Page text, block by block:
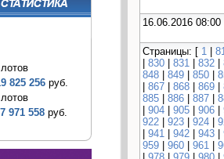
лотов
825 256 руб.
971 558 руб.
16.06.2016 08:00
Страницы: [ 1 |
| 830 | 831 | 832 |
848 | 849 | 850 |
| 867 | 868 | 869 |
885 | 886 | 887 |
| 904 | 905 | 906 |
922 | 923 | 924 |
| 941 | 942 | 943 |
959 | 960 | 961 |